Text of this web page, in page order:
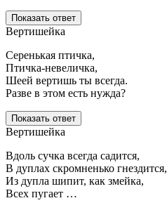
Показать ответ
Вертишейка
Серенькая птичка,
Птичка-невеличка,
Шеей вертишь ты всегда.
Разве в этом есть нужда?
Показать ответ
Вертишейка
Вдоль сучка всегда садится,
В дуплах скромненько гнездится,
Из дупла шипит, как змейка,
Всех пугает …